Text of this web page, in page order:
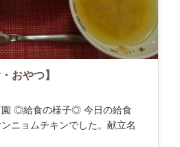
おやつ】
園 ◎給食の様子◎ 今日の給食
ニョムチキンでした。献立名